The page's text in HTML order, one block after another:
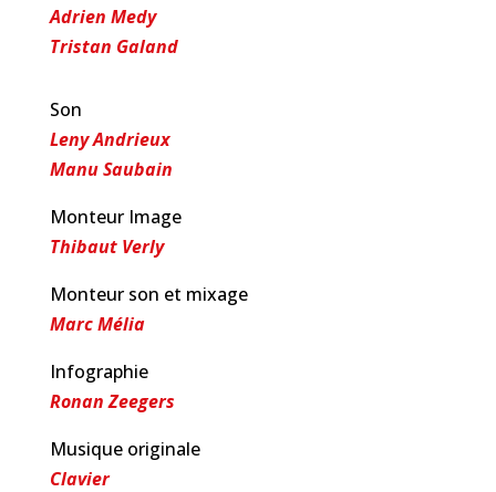
Adrien Medy
Tristan Galand
Son
Leny Andrieux
Manu Saubain
Monteur Image
Thibaut Verly
Monteur son et mixage
Marc Mélia
Infographie
Ronan Zeegers
Musique originale
Clavier